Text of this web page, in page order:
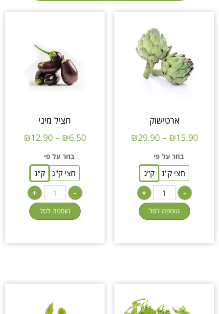
ארטישוק
₪15.90
–
₪29.90
בחר על פי
חצי ק"ג
ק״ג
-
+
הוספה לסל
חציל מיני
₪6.50
–
₪12.90
בחר על פי
חצי ק"ג
ק״ג
-
+
הוספה לסל